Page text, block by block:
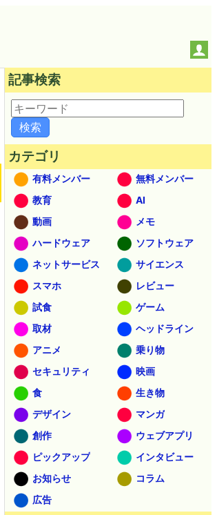
記事検索
カテゴリ
有料メンバー
無料メンバー
教育
AI
動画
メモ
ハードウェア
ソフトウェア
ネットサービス
サイエンス
スマホ
レビュー
試食
ゲーム
取材
ヘッドライン
アニメ
乗り物
セキュリティ
映画
食
生き物
デザイン
マンガ
創作
ウェブアプリ
ピックアップ
インタビュー
お知らせ
コラム
広告